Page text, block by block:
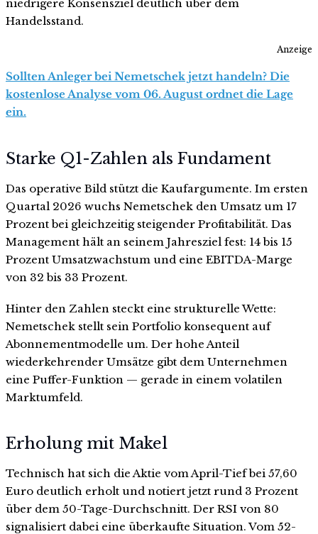
niedrigere Konsensziel deutlich über dem
Handelsstand.
Anzeige
Sollten Anleger bei Nemetschek jetzt handeln? Die
kostenlose Analyse vom 06. August ordnet die Lage
ein.
Starke Q1-Zahlen als Fundament
Das operative Bild stützt die Kaufargumente. Im ersten
Quartal 2026 wuchs Nemetschek den Umsatz um 17
Prozent bei gleichzeitig steigender Profitabilität. Das
Management hält an seinem Jahresziel fest: 14 bis 15
Prozent Umsatzwachstum und eine EBITDA-Marge
von 32 bis 33 Prozent.
Hinter den Zahlen steckt eine strukturelle Wette:
Nemetschek stellt sein Portfolio konsequent auf
Abonnementmodelle um. Der hohe Anteil
wiederkehrender Umsätze gibt dem Unternehmen
eine Puffer-Funktion — gerade in einem volatilen
Marktumfeld.
Erholung mit Makel
Technisch hat sich die Aktie vom April-Tief bei 57,60
Euro deutlich erholt und notiert jetzt rund 3 Prozent
über dem 50-Tage-Durchschnitt. Der RSI von 80
signalisiert dabei eine überkaufte Situation. Vom 52-